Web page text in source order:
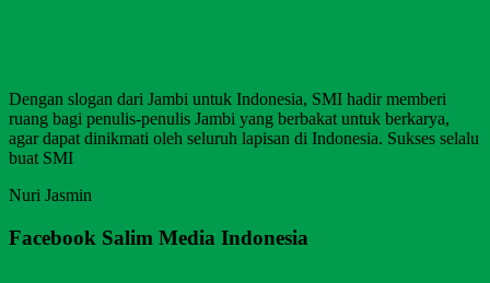
Dengan slogan dari Jambi untuk Indonesia, SMI hadir memberi
ruang bagi penulis-penulis Jambi yang berbakat untuk berkarya,
agar dapat dinikmati oleh seluruh lapisan di Indonesia. Sukses selalu
buat SMI
Nuri Jasmin
Facebook Salim Media Indonesia